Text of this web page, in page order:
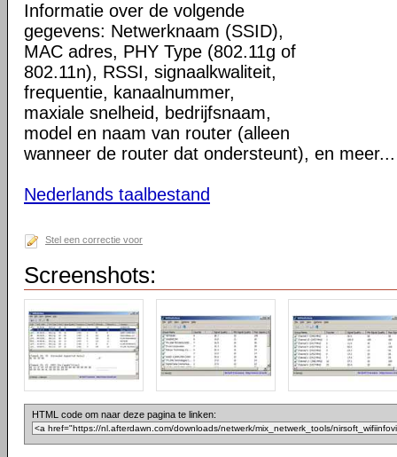
Informatie over de volgende
gegevens: Netwerknaam (SSID),
MAC adres, PHY Type (802.11g of
802.11n), RSSI, signaalkwaliteit,
frequentie, kanaalnummer,
maxiale snelheid, bedrijfsnaam,
model en naam van router (alleen
wanneer de router dat ondersteunt), en meer...
Nederlands taalbestand
Stel een correctie voor
Screenshots:
HTML code om naar deze pagina te linken: